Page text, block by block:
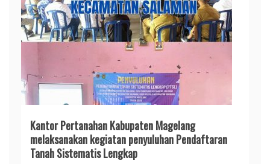
Kantor Pertanahan Kabupaten Magelang
melaksanakan kegiatan penyuluhan Pendaftaran
Tanah Sistematis Lengkap